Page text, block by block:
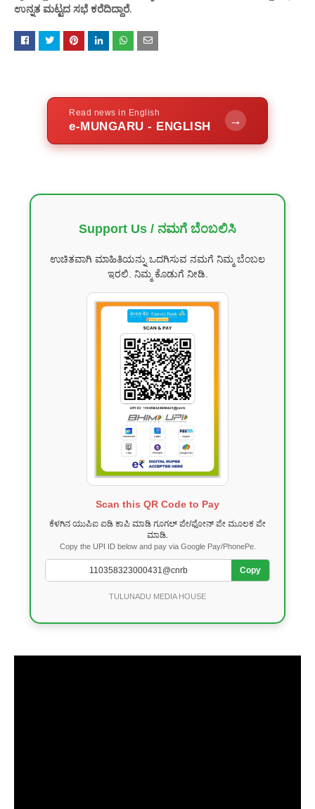
ಉನ್ನತ ಮಟ್ಟದ ಸಭೆ ಕರೆದಿದ್ದಾರೆ.
Read news in English
e-MUNGARU - ENGLISH →
Support Us / ನಮಗೆ ಬೆಂಬಲಿಸಿ
ಉಚಿತವಾಗಿ ಮಾಹಿತಿಯನ್ನು ಒದಗಿಸುವ ನಮಗೆ ನಿಮ್ಮ ಬೆಂಬಲ
ಇರಲಿ. ನಿಮ್ಮ ಕೊಡುಗೆ ನೀಡಿ.
Scan this QR Code to Pay
ಕೆಳಗಿನ ಯುಪಿಐ ಐಡಿ ಕಾಪಿ ಮಾಡಿ ಗೂಗಲ್ ಪೇ/ಫೋನ್ ಪೇ ಮೂಲಕ ಪೇ
ಮಾಡಿ.
Copy the UPI ID below and pay via Google Pay/PhonePe.
Copy
TULUNADU MEDIA HOUSE